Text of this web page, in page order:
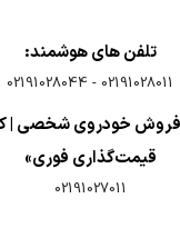
تلفن های هوشمند:
02191028011
-
02191028044
خودروی شخصی |
قیمت‌گذاری فوری»
02191027011